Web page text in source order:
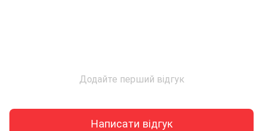
Додайте перший відгук
Написати відгук